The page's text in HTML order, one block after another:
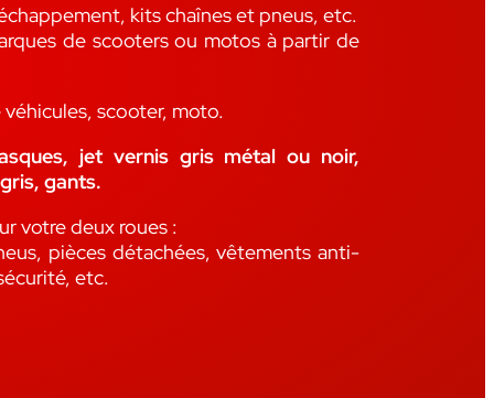
kits chaînes et pneus, etc.
de scooters ou motos à partir de
scooter, moto.
jet vernis gris métal ou noir,
gants.
votre deux roues :
pièces détachées, vêtements anti-
etc.